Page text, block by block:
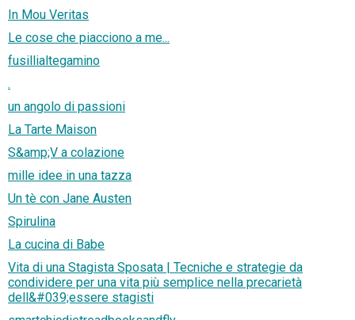
In Mou Veritas
Le cose che piacciono a me...
fusillialtegamino
.
un angolo di passioni
La Tarte Maison
S&amp;V a colazione
mille idee in una tazza
Un tè con Jane Austen
Spirulina
La cucina di Babe
Vita di una Stagista Sposata | Tecniche e strategie da
condividere per una vita più semplice nella precarietà
dell&#039;essere stagisti